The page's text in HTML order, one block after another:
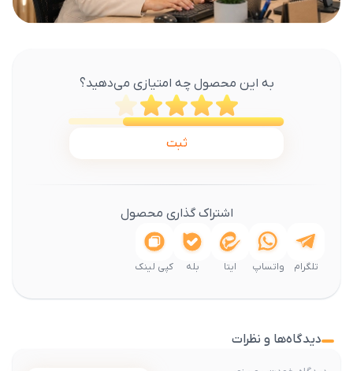
به این محصول چه امتیازی می‌دهید؟
ثبت
اشتراک گذاری محصول
تلگرام واتساپ ایتا بله کپی لینک
دیدگاه‌ها و نظرات